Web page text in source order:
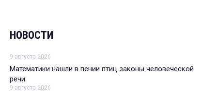
НОВОСТИ
9 августа 2026
Математики нашли в пении птиц законы человеческой
речи
9 августа 2026